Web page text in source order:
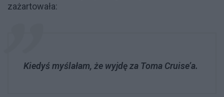
zażartowała:
Kiedyś myślałam, że wyjdę za Toma Cruise’a.